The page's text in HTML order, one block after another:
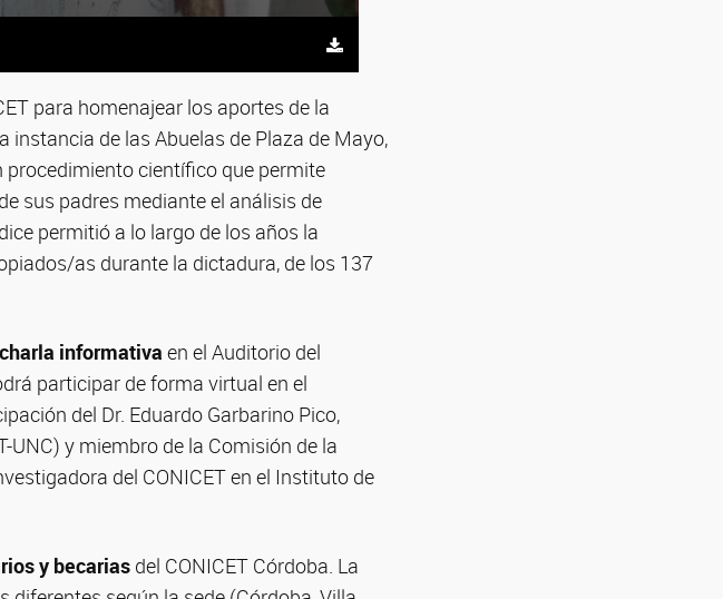
para homenajear los aportes de la
instancia de las Abuelas de Plaza de Mayo,
procedimiento científico que permite
sus padres mediante el análisis de
permitió a lo largo de los años la
as durante la dictadura, de los 137
informativa en el Auditorio del
participar de forma virtual en el
del Dr. Eduardo Garbarino Pico,
UNC) y miembro de la Comisión de la
del CONICET en el Instituto de
y becarias del CONICET Córdoba. La